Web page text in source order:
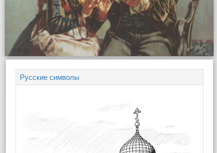
Русские символы